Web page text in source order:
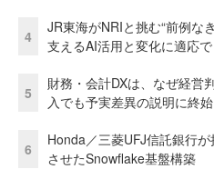
4
JR東海がNRIと挑む“前例
支えるAI活用と変化に適応
5
財務・会計DXは、なぜ経
入でも予実差異の説明に終
6
Honda／三菱UFJ信託銀行が
させたSnowflake基盤構築